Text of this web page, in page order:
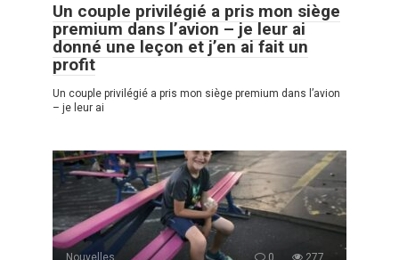
Un couple privilégié a pris mon siège
premium dans l’avion – je leur ai
donné une leçon et j’en ai fait un
profit
Un couple privilégié a pris mon siège premium dans l’avion
– je leur ai